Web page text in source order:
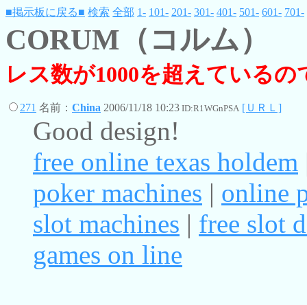
■掲示板に戻る■ 検索 全部 1- 101- 201- 301- 401- 501- 601- 701-
CORUM（コルム）
レス数が1000を超えている
271 名前： China 2006/11/18 10:23 ID:R1WGnPSA [ＵＲＬ]
Good design!
free online texas holdem
poker machines | online
slot machines | free slot
games on line